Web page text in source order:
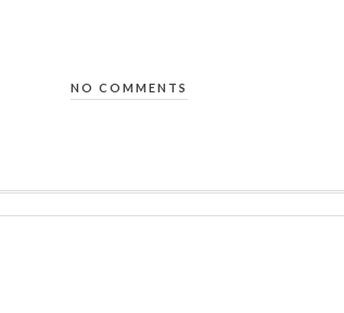
NO COMMENTS